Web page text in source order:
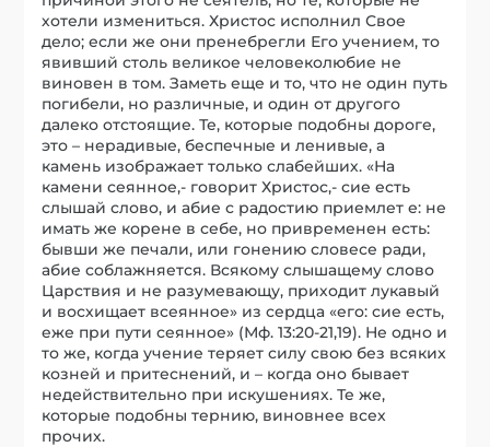
хотели измениться. Христос исполнил Свое
дело; если же они пренебрегли Его учением, то
явивший столь великое человеколюбие не
виновен в том. Заметь еще и то, что не один путь
погибели, но различные, и один от другого
далеко отстоящие. Те, которые подобны дороге,
это – нерадивые, беспечные и ленивые, а
камень изображает только слабейших. «На
камени сеянное,- говорит Христос,- сие есть
слышай слово, и абие с радостию приемлет е: не
имать же корене в себе, но привременен есть:
бывши же печали, или гонению словесе ради,
абие соблажняется. Всякому слышащему слово
Царствия и не разумевающу, приходит лукавый
и восхищает всеянное» из сердца «его: сие есть,
еже при пути сеянное» (Мф. 13:20-21,19). Не одно и
то же, когда учение теряет силу свою без всяких
козней и притеснений, и – когда оно бывает
недействительно при искушениях. Те же,
которые подобны тернию, виновнее всех
прочих.